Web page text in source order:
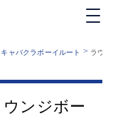
ャバクラボーイルート > ラウ
ンジボー